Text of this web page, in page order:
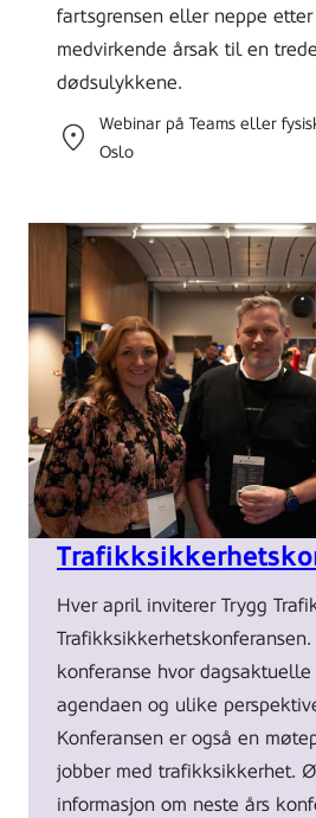
fartsgrensen eller neppe
medvirkende årsak til en
dødsulykkene.
Webinar på Teams eller
Oslo
Julie
Valle,
spesialrådgiver,
Espen
Marstein
Aarnes,
spesialrådgiver
Elin
Agdestein
Gran,
spesialrådgiver.
Alle
Hver april inviterer Trygg
konferanse hvor
agendaen og ulike
Konferansen er også en
jobber med trafikksikkerhet.
informasjon om neste års